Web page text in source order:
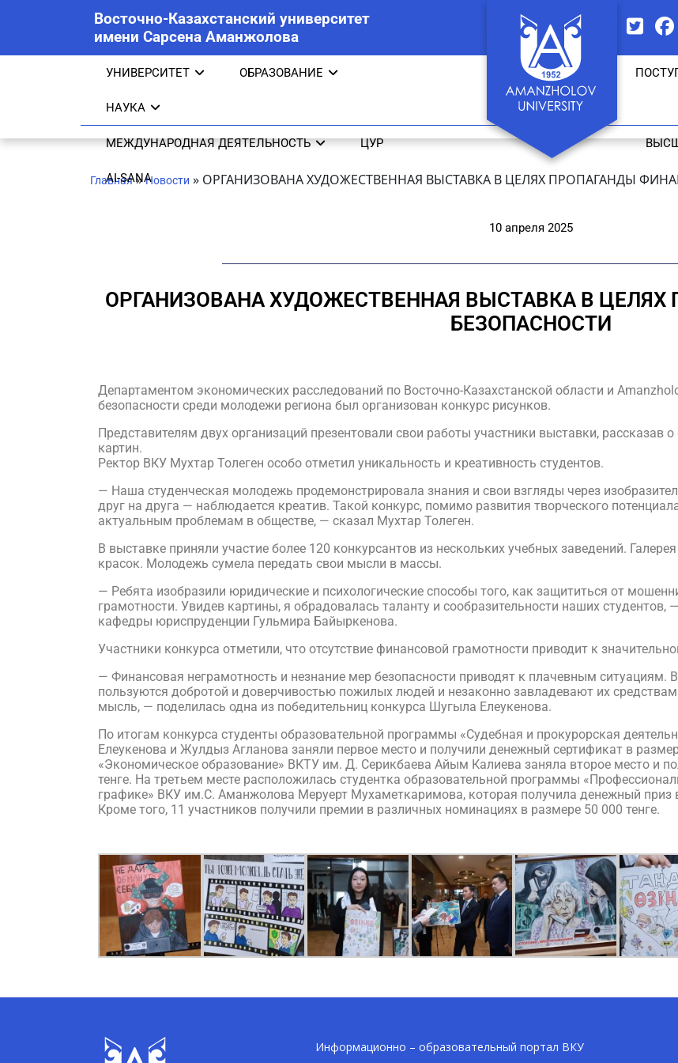
Восточно-Казахстанский университет
имени Сарсена Аманжолова
УНИВЕРСИТЕТ ОБРАЗОВАНИЕ
НАУКА
МЕЖДУНАРОДНАЯ ДЕЯТЕЛЬНОСТЬ ЦУР
AI-SANA
Главная»Новости » ОРГАНИЗОВАНА ХУДОЖЕСТВЕННАЯ ВЫСТАВКА В ЦЕЛЯХ ПРОПАГАНДЫ
10 апреля 2025
ОРГАНИЗОВАНА ХУДОЖЕСТВЕННАЯ ВЫСТАВКА В
БЕЗОПАСНОСТИ
Департаментом экономических расследований по Восточно-Казахстанской области и
безопасности среди молодежи региона был организован конкурс рисунков.
Представителям двух организаций презентовали свои работы участники выставки, рассказав
картин.
Ректор ВКУ Мухтар Толеген особо отметил уникальность и креативность студентов.
— Наша студенческая молодежь продемонстрировала знания и свои взгляды через
друг на друга — наблюдается креатив. Такой конкурс, помимо развития творческого
актуальным проблемам в обществе, — сказал Мухтар Толеген.
В выставке приняли участие более 120 конкурсантов из нескольких учебных заведений.
красок. Молодежь сумела передать свои мысли в массы.
— Ребята изобразили юридические и психологические способы того, как защититься от
грамотности. Увидев картины, я обрадовалась таланту и сообразительности наших
кафедры юриспруденции Гульмира Байыркенова.
Участники конкурса отметили, что отсутствие финансовой грамотности приводит к
— Финансовая неграмотность и незнание мер безопасности приводят к плачевным ситуациям.
пользуются добротой и доверчивостью пожилых людей и незаконно завладевают их
мысль, — поделилась одна из победительниц конкурса Шугыла Елеукенова.
По итогам конкурса студенты образовательной программы «Судебная и прокурорская
Елеукенова и Жулдыз Агланова заняли первое место и получили денежный сертификат в
«Экономическое образование» ВКТУ им. Д. Серикбаева Айым Калиева заняла второе место и
тенге. На третьем месте расположилась студентка образовательной программы
графике» ВКУ им.С. Аманжолова Меруерт Мухаметкаримова, которая получила денежный приз
Кроме того, 11 участников получили премии в различных номинациях в размере 50 000 тенге.
Информационно – образовательный портал ВКУ